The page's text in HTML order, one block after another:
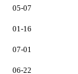
05-07
01-16
07-01
06-22